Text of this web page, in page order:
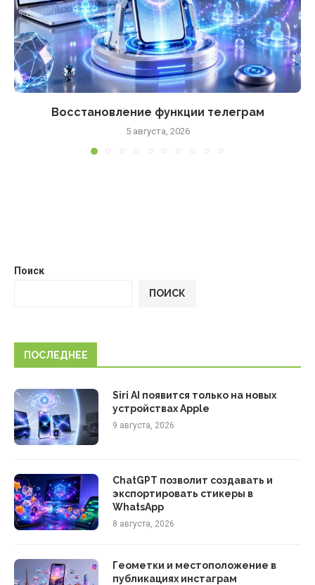
Восстановление функции телеграм
5 августа, 2026
Поиск
ПОИСК
ПОСЛЕДНЕЕ
Siri AI появится только на новых
устройствах Apple
9 августа, 2026
ChatGPT позволит создавать и
экспортировать стикеры в
WhatsApp
8 августа, 2026
Геометки и местоположение в
публикациях инстаграм